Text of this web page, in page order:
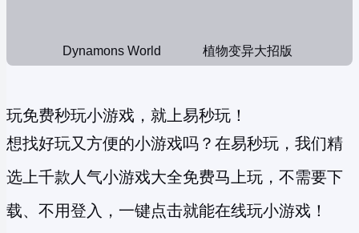
Dynamons World 植物变异大招版
玩免费秒玩小游戏，就上易秒玩！
想找好玩又方便的小游戏吗？在易秒玩，我们精
选上千款人气小游戏大全免费马上玩，不需要下
载、不用登入，一键点击就能在线玩小游戏！